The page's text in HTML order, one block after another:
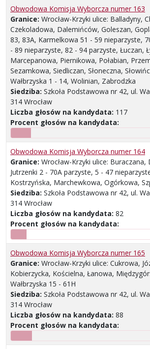
Obwodowa Komisja Wyborcza numer 163
Granice: Wrocław-Krzyki ulice: Balladyny,
Czekoladowa, Dalemińców, Goleszan,
83, 83A, Karmelkowa 51 - 59 nieparzyste,
- 89 nieparzyste, 82 - 94 parzyste, Łuczan,
Marcepanowa, Piernikowa, Połabian,
Sezamkowa, Siedliczan, Słoneczna,
Wałbrzyska 1 - 14, Wolinian, Zabrodzka
Siedziba: Szkoła Podstawowa nr 42, ul.
314 Wrocław
Liczba głosów na kandydata: 117
Procent głosów na kandydata:
Obwodowa Komisja Wyborcza numer 164
Granice: Wrocław-Krzyki ulice: Buraczana,
Jutrzenki 2 - 70A parzyste, 5 - 47
Kostrzyńska, Marchewkowa, Ogórkowa,
Siedziba: Szkoła Podstawowa nr 42, ul.
314 Wrocław
Liczba głosów na kandydata: 82
Procent głosów na kandydata:
Obwodowa Komisja Wyborcza numer 165
Granice: Wrocław-Krzyki ulice: Cukrowa,
Kobierzycka, Kościelna, Łanowa,
Wałbrzyska 15 - 61H
Siedziba: Szkoła Podstawowa nr 42, ul.
314 Wrocław
Liczba głosów na kandydata: 88
Procent głosów na kandydata: